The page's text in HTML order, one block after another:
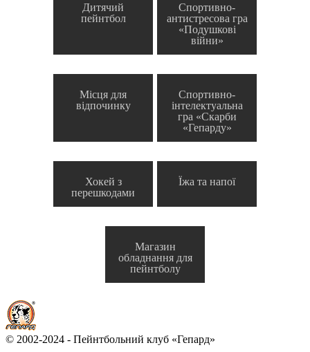
Дитячий
пейнтбол
Спортивно-
антистресова гра
«Подушкові
війни»
Місця для
відпочинку
Спортивно-
інтелектуальна
гра «Скарби
«Гепарду»
Хокей з
перешкодами
Їжа та напої
Магазин
обладнання для
пейнтболу
© 2002-2024 - Пейнтбольний клуб «Гепард»